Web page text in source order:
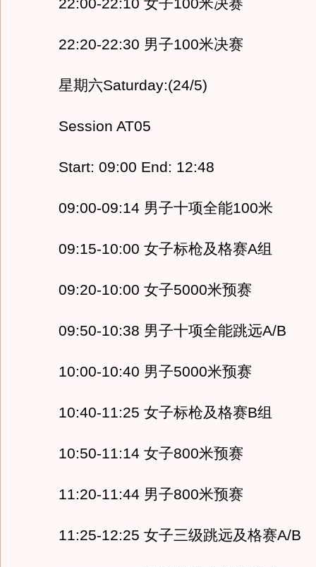
22:00-22:10 女子100米决赛
22:20-22:30 男子100米决赛
星期六Saturday:(24/5)
Session AT05
Start: 09:00 End: 12:48
09:00-09:14 男子十项全能100米
09:15-10:00 女子标枪及格赛A组
09:20-10:00 女子5000米预赛
09:50-10:38 男子十项全能跳远A/B
10:00-10:40 男子5000米预赛
10:40-11:25 女子标枪及格赛B组
10:50-11:14 女子800米预赛
11:20-11:44 男子800米预赛
11:25-12:25 女子三级跳远及格赛A/B